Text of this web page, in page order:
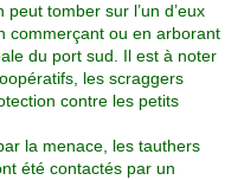
tomber sur l’un d’eux
commerçant ou en arborant
du port sud. Il est à noter
les scraggers
contre les petits
la menace, les tauthers
été contactés par un